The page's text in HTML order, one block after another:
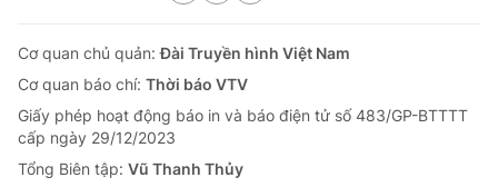
Cơ quan chủ quản:Đài Truyền hình Việt Nam
Cơ quan báo chí: Thời báo VTV
Giấy phép hoạt động báo in và báo điện tử số 483/GP-BTTTT
cấp ngày 29/12/2023
Tổng Biên tập: Vũ Thanh Thủy